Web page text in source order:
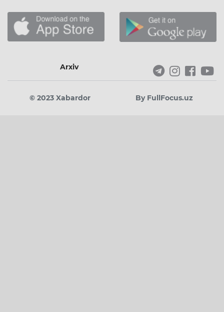
Arxiv
© 2023 Xabardor By FullFocus.uz